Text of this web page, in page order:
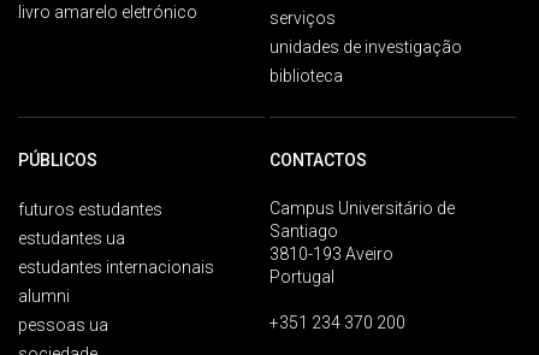
livro amarelo eletrónico
serviços
unidades de investigação
biblioteca
PÚBLICOS
futuros estudantes
estudantes ua
estudantes internacionais
alumni
pessoas ua
CONTACTOS
Campus Universitário de
Santiago
3810-193 Aveiro
Portugal
+351 234 370 200